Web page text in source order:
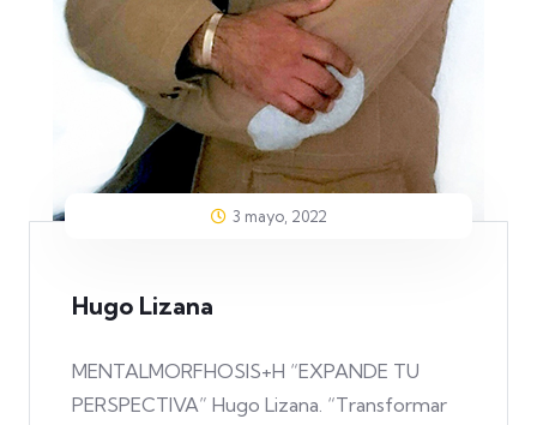
3 mayo, 2022
Hugo Lizana
MENTALMORFHOSIS+H “EXPANDE TU
PERSPECTIVA” Hugo Lizana. “Transformar